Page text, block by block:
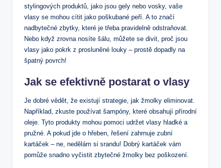
stylingových produktů,‌ jako ⁢jsou gely ‍nebo vosky, vaše‍
vlasy​ se mohou cítit jako ‍poškubané peří. A to značí⁤
nadbytečné zbytky, které ​je ⁣třeba pravidelně odstraňovat.⁢
Nebo když zrovna nosíte⁢ šálu,​ můžete ⁣se divit,​ proč jsou
vlasy ⁤jako‍ pokrk ​z⁣ prosluněné louky – prostě‌ dopadly na
špatný povrch!
Jak se efektivně postarat o​ vlasy
Je dobré vědět,‌ že existují strategie, jak⁤ žmolky ⁤eliminovat.
⁤Například, zkuste používat‍ šampóny, které ⁢obsahují přírodní
oleje.‍ Tyto produkty mohou‍ pomoci​ udržet vlasy hladké⁢ a
pružné.‌ A pokud⁤ jde o ⁤hřeben, řešení zahrnuje ‌zubní
kartáček –‌ ne, nedělám‍ si srandu! Dobrý kartáček vám
pomůže‌ snadno vyčistit⁣ zbytečné žmolky bez poškození.